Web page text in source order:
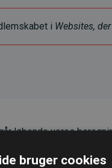
i Websites,
løbende vores
bruger cookies